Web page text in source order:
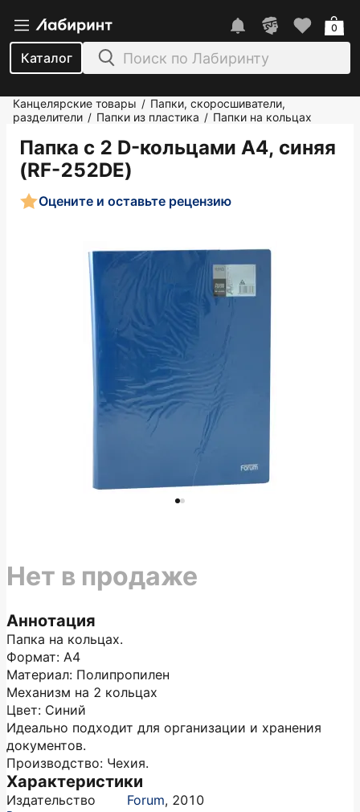
Каталог
0
Канцелярские товары / Папки, скоросшиватели,
разделители / Папки из пластика / Папки на кольцах
Папка с 2 D-кольцами А4, синяя
(RF-252DE)
Оцените и оставьте рецензию
Аннотация
Папка на кольцах.
Формат: А4
Материал: Полипропилен
Механизм на 2 кольцах
Цвет: Синий
Идеально подходит для организации и хранения
документов.
Производство: Чехия.
Характеристики
Издательство Forum, 2010
Нет в продаже